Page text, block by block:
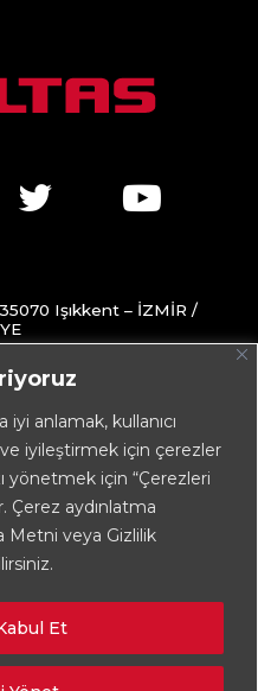
anlamak, kullanıcı
iyileştirmek için çerezler
yönetmek için “Çerezleri
Çerez aydınlatma
Metni veya Gizlilik
Et
Işıkkent – İZMİR /
75 (pbx)
13 78